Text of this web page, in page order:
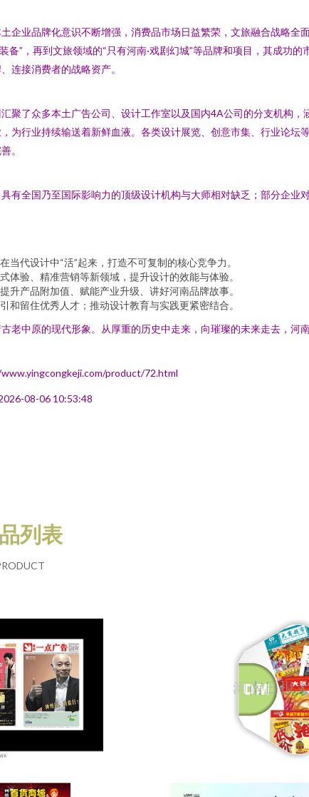
业品牌化意识不断增强，消费品市场日益繁荣，文旅融合战略全
”，再到文旅领域的“只有河南·戏剧幻城”等品牌和项目，其成功
连接消费者的战略资产。
了众多本土广告公司、设计工作室以及国内4A公司的分支机构，
行业持续输送着新鲜血液。各类设计展览、创意市集、行业论坛
。
全国乃至国际影响力的顶级设计机构与大师相对缺乏；部分企业
代设计中“活”起来，打造不可复制的核心竞争力。
体验、精准营销等新领域，提升设计的效能与体验。
升产品附加值、赋能产业升级、讲好河南品牌故事。
和留住优秀人才；推动设计教育与实践更紧密结合。
中原的现代形象。从厚重的历史中走来，向璀璨的未来走去，河
product/72.html
08-06 10:53:48
列表